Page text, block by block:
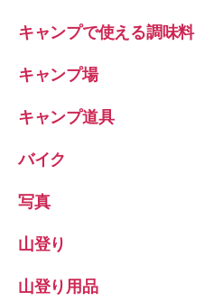
キャンプで使える調味料
キャンプ場
キャンプ道具
バイク
写真
山登り
山登り用品